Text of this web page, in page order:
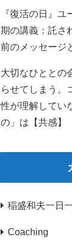
『復活の日』
期の講義：託さ
前のメッセージ
大切なひととの
らせてしまう。
性が理解してい
の」は【共感】
稲盛和夫一日
Coaching